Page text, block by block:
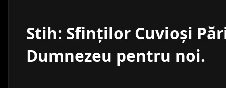
Stih: Sfinţilor Cuvioşi
Dumnezeu pentru noi.